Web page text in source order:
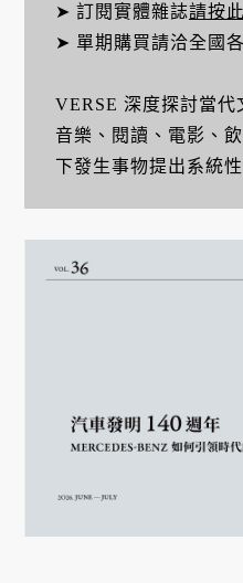
➤ 訂閱實體雜誌請按此
➤ 單期購買請洽全國
VERSE 深度探討當
音樂、閱讀、電影、
下發生事物提出系統